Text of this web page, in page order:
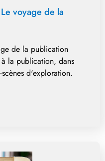
voyage de la
de la publication
la publication, dans
d'exploration.